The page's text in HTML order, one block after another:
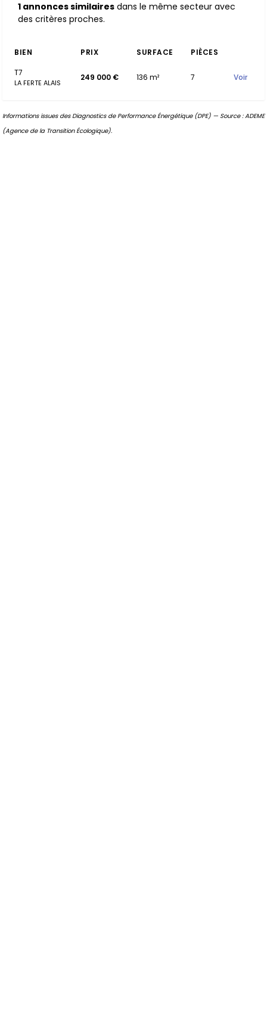
1 annonces similaires dans le même secteur avec
des critères proches.
BIEN PRIX SURFACE
PIÈCES
T7
LA FERTE ALAIS
249 000 € 136 m² 7 Voir
Informations issues des Diagnostics de Performance Énergétique (DPE) — Source : ADEME
(Agence de la Transition Écologique).